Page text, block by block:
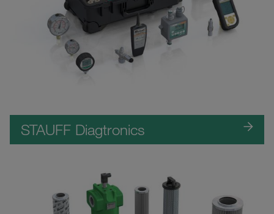
STAUFF Diagtronics